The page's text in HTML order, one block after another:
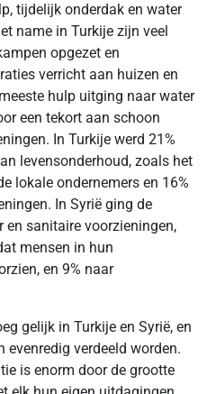
tijdelijk onderdak en water
name in Turkije zijn veel
opgezet en
verricht aan huizen en
hulp uitging naar water
een tekort aan schoon
In Turkije werd 21%
levensonderhoud, zoals het
lokale ondernemers en 16%
In Syrië ging de
en sanitaire voorzieningen,
mensen in hun
en 9% naar
gelijk in Turkije en Syrië, en
verdeeld worden.
is enorm door de grootte